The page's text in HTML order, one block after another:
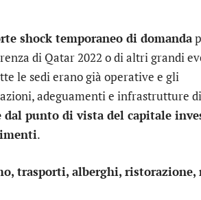
shock temporaneo di domanda
di Qatar 2022 o di altri grandi
le sedi erano già operative e gli
adeguamenti e infrastrutture di
dal punto di vista del capitale
.
trasporti, alberghi, ristorazione,